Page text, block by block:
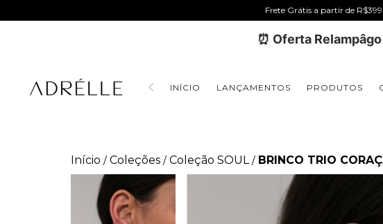
Frete Grátis a partir de
⏰ Oferta
INÍCIO LANÇAMENTOS PRODUTOS
Início / Coleções / Coleção SOUL / BRINCO TRIO